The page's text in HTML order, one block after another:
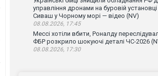
управління дронами на буровій установці
Сиваш у Чорному морі — відео (NV)
08.08.2026, 17:45
Мессі хотіли вбити, Роналду
ФБР розкрило шокуючі деталі ЧС-2026
08.08.2026, 17:30